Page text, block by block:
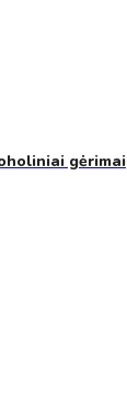
gėrimai